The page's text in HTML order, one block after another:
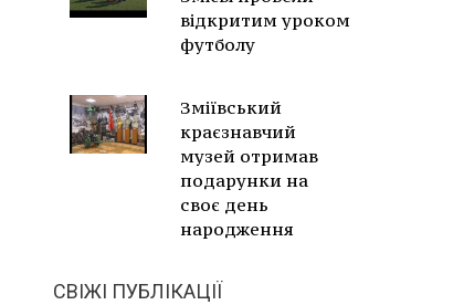
відкритим уроком
футболу
Зміївський
краєзнавчий
музей отримав
подарунки на
своє день
народження
СВІЖІ ПУБЛІКАЦІЇ